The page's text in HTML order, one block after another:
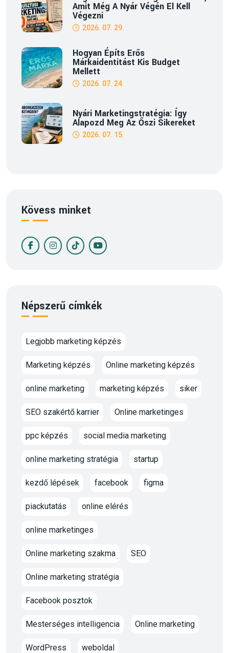
Amit Még A Nyár Végén El Kell
Végezni
2026. 07. 29.
Hogyan Építs Erős
Márkaidentitást Kis Budget
Mellett
2026. 07. 24.
Nyári Marketingstratégia: Így
Alapozd Meg Az Őszi Sikereket
2026. 07. 15.
Kövess minket
Népszerű címkék
Legjobb marketing képzés
Marketing képzés Online marketing képzés
online marketing marketing képzés siker
SEO szakértő karrier Online marketinges
ppc képzés social media marketing
online marketing stratégia startup
kezdő lépések facebook figma
piackutatás online elérés
online marketinges
Online marketing szakma SEO
Online marketing stratégia
Facebook posztok
Mesterséges intelligencia Online marketing
WordPress weboldal